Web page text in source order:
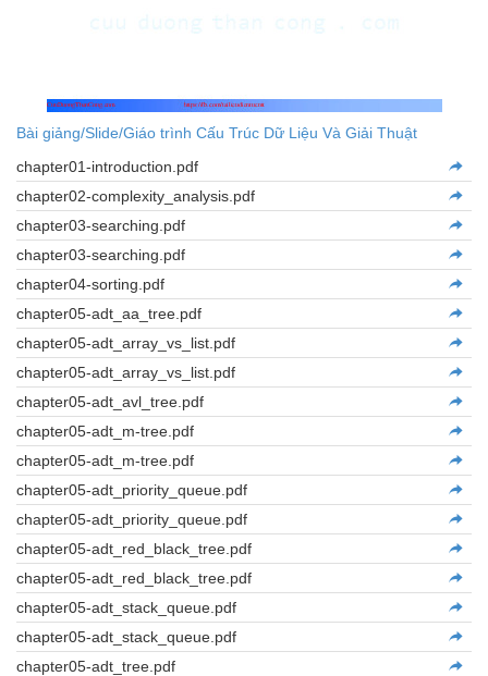
Bài giảng/Slide/Giáo trình Cấu Trúc Dữ Liệu Và Giải Thuật
chapter01-introduction.pdf
chapter02-complexity_analysis.pdf
chapter03-searching.pdf
chapter03-searching.pdf
chapter04-sorting.pdf
chapter05-adt_aa_tree.pdf
chapter05-adt_array_vs_list.pdf
chapter05-adt_array_vs_list.pdf
chapter05-adt_avl_tree.pdf
chapter05-adt_m-tree.pdf
chapter05-adt_m-tree.pdf
chapter05-adt_priority_queue.pdf
chapter05-adt_priority_queue.pdf
chapter05-adt_red_black_tree.pdf
chapter05-adt_red_black_tree.pdf
chapter05-adt_stack_queue.pdf
chapter05-adt_stack_queue.pdf
chapter05-adt_tree.pdf